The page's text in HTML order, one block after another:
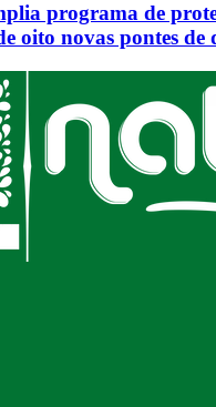
programa de
oito novas pontes de